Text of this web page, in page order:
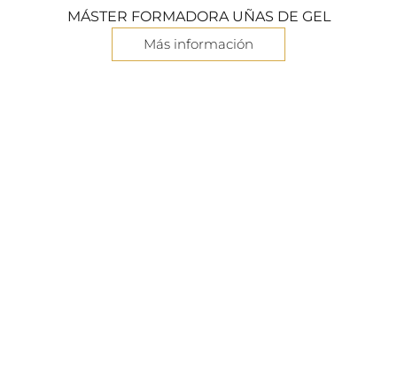
MÁSTER FORMADORA UÑAS DE GEL
Más información